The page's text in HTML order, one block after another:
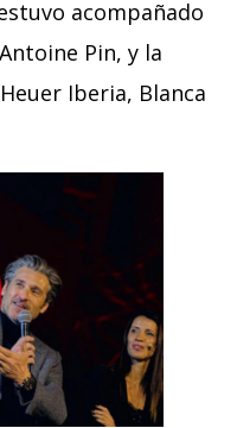
acompañado
Pin, y la
Iberia, Blanca